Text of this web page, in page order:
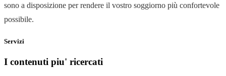
sono a disposizione per rendere il vostro soggiorno più confortevole
possibile.
Servizi
I contenuti piu' ricercati